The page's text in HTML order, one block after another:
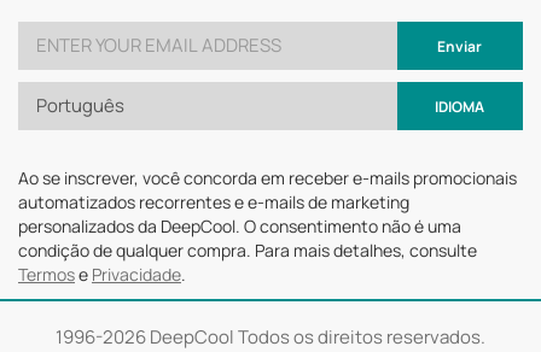
Enviar
Português IDIOMA
Ao se inscrever, você concorda em receber e-mails promocionais
automatizados recorrentes e e-mails de marketing
personalizados da DeepCool. O consentimento não é uma
condição de qualquer compra. Para mais detalhes, consulte
Termose Privacidade.
1996-2026 DeepCool Todos os direitos reservados.